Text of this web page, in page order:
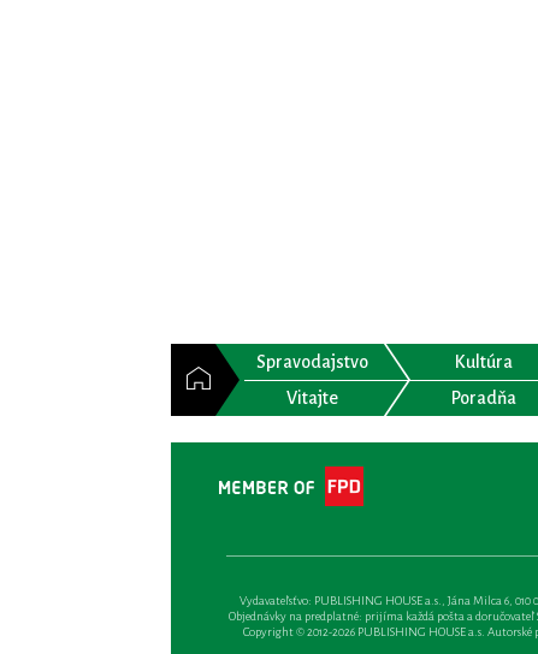
Spravodajstvo Kultúra
Vitajte
Poradňa
Vydavateľsťvo: PUBLISHING HOUSE a.s., Jána Milca 6, 010
Objednávky na predplatné: prijíma každá pošta a doručovateľ
Copyright © 2012-2026 PUBLISHING HOUSE a.s.